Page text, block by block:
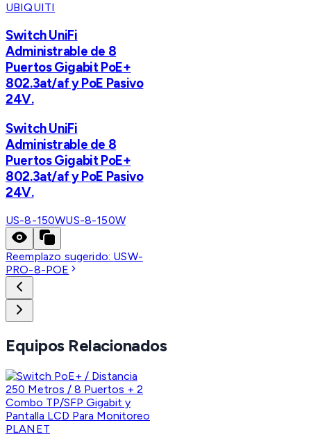
UBIQUITI
Switch UniFi
Administrable de 8
Puertos Gigabit PoE+
802.3at/af y PoE Pasivo
24V.
Switch UniFi
Administrable de 8
Puertos Gigabit PoE+
802.3at/af y PoE Pasivo
24V.
US-8-150WUS-8-150W
Reemplazo sugerido: USW-
PRO-8-POE
Equipos Relacionados
PLANET